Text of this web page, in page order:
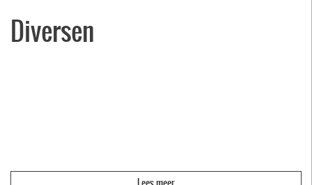
Diversen